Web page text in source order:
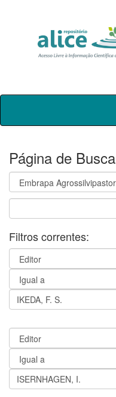
Skip
Página de Busca
Filtros correntes: